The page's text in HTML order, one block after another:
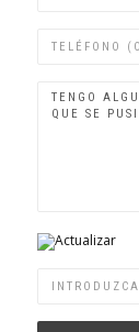
Teléfono
Actualizar
Palabra